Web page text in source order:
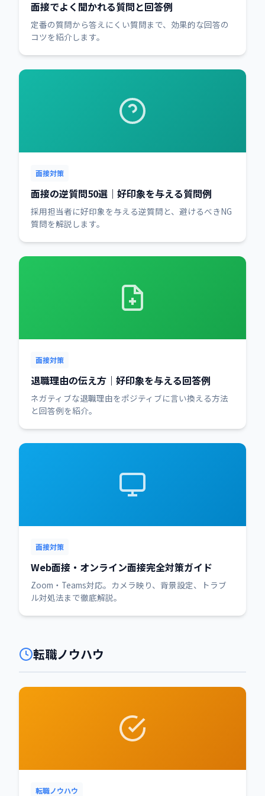
面接でよく聞かれる質問と回答例
定番の質問から答えにくい質問まで、効果的な回答の
コツを紹介します。
面接対策
面接の逆質問50選｜好印象を与える質問例
採用担当者に好印象を与える逆質問と、避けるべきNG
質問を解説します。
面接対策
退職理由の伝え方｜好印象を与える回答例
ネガティブな退職理由をポジティブに言い換える方法
と回答例を紹介。
面接対策
Web面接・オンライン面接完全対策ガイド
Zoom・Teams対応。カメラ映り、背景設定、トラブ
ル対処法まで徹底解説。
転職ノウハウ
転職ノウハウ